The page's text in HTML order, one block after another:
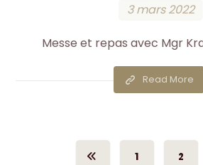
3 mars 2022
Messe et repas avec Mgr
Read More
1 2